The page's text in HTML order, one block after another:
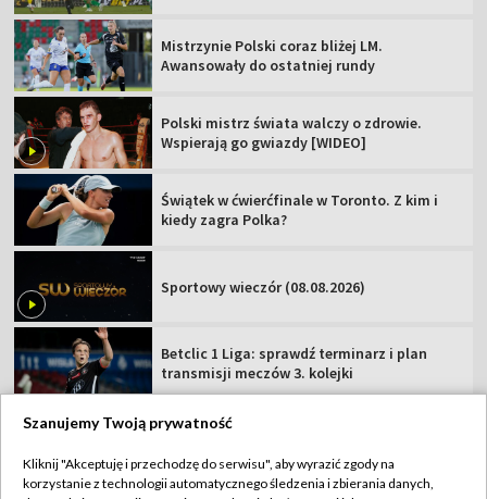
Mistrzynie Polski coraz bliżej LM.
Awansowały do ostatniej rundy
Polski mistrz świata walczy o zdrowie.
Wspierają go gwiazdy [WIDEO]
Świątek w ćwierćfinale w Toronto. Z kim i
kiedy zagra Polka?
Sportowy wieczór (08.08.2026)
Betclic 1 Liga: sprawdź terminarz i plan
transmisji meczów 3. kolejki
TVP
Szanujemy Twoją prywatność
Kliknij "Akceptuję i przechodzę do serwisu", aby wyrazić zgody na
korzystanie z technologii automatycznego śledzenia i zbierania danych,